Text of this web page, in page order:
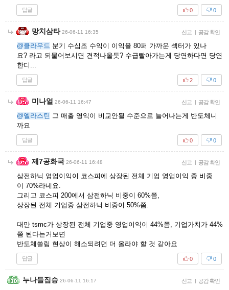
답글 0
0
망치삼타 26-06-11 16:35 신고 | 공감 확인
@클라우드 분기 수십조 수익이 이익율 80퍼 가까운 섹터가 있나
요? 라고 되물어보시면 견적나올듯? 수급빨아가는게 당연하다면 당연
한디...
답글 0
2
미나얼 26-06-11 16:47 신고 | 공감 확인
@엘라스틴 그 매출 영익이 비교안될 수준으로 늘어나는게 반도체니
까요
답글 0
0
제7공화국 26-06-11 16:48 신고 | 공감 확인
삼전하닉 영업이익이 코스피에 상장된 전체 기업 영업이익 중 비중
이 70%라네요.
그리고 코스피 200에서 삼전하닉 비중이 60%쯤,
상장된 전체 기업중 삼전하닉 비중이 50%쯤.
대만 tsmc가 상장된 전체 기업중 영업이익이 44%쯤, 기업가치가 44%
쯤 된다는거보면
반도체쏠림 현상이 해소되려면 더 올라야 할 것 같아요
답글 0
0
누나들짐승 26-06-11 16:17 신고 | 공감 확인